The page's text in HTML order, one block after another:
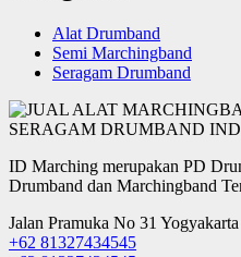
Alat Drumband
Semi Marchingband
Seragam Drumband
ID Marching merupakan PD
Drumband dan Marchingband
Jalan Pramuka No 31 Yogyakarta
+62 81327434545